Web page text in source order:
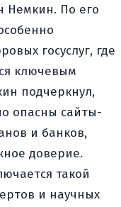
Немкин. По его
госуслуг, где
ключевым
подчеркнул,
опасны сайты-
и банков,
доверие.
такой
и научных